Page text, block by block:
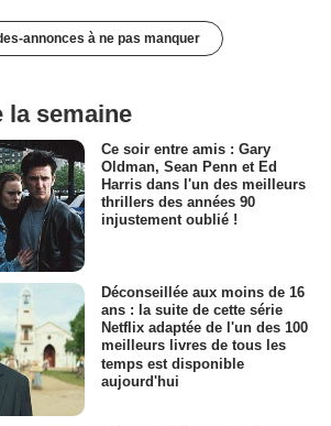
annonces à ne pas manquer
la semaine
Ce soir entre amis : Gary
Oldman, Sean Penn et Ed
Harris dans l'un des meilleurs
thrillers des années 90
injustement oublié !
Déconseillée aux moins de 16
ans : la suite de cette série
Netflix adaptée de l'un des 100
meilleurs livres de tous les
temps est disponible
aujourd'hui